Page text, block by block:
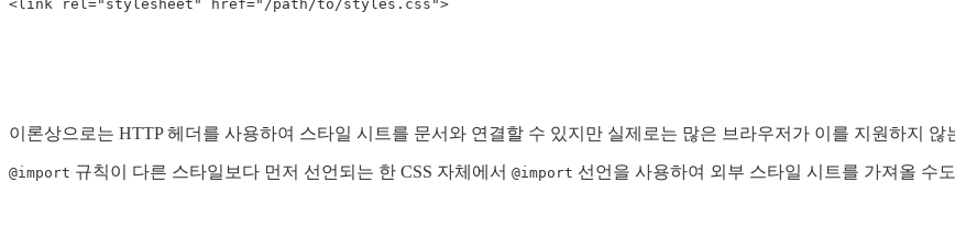
이론상으로는 HTTP 헤더를 사용하여 스타일 시트를 문서와 연결할 수 있지만 실제로는 많은 브라우저가 이를 지원하지 않
@import 규칙이 다른 스타일보다 먼저 선언되는 한 CSS 자체에서 @import 선언을 사용하여 외부 스타일 시트를 가져올 수